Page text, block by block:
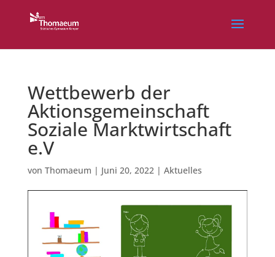
Wettbewerb der
Aktionsgemeinschaft
Soziale Marktwirtschaft
e.V
von Thomaeum | Juni 20, 2022| Aktuelles